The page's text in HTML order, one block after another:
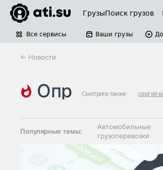
ГрузыПоиск грузов
Все сервисы Ваши грузы
← Новости
опр Смотрите также сергей
Популярные темы:
Автомобильные
грузоперевозки
Таможня и ВЭД